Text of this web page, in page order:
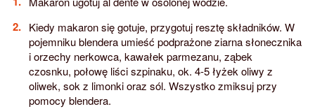
Kiedy makaron się gotuje, przygotuj resztę składników. W
pojemniku blendera umieść podprażone ziarna słonecznika
i orzechy nerkowca, kawałek parmezanu, ząbek
czosnku, połowę liści szpinaku, ok. 4-5 łyżek oliwy z
oliwek, sok z limonki oraz sól. Wszystko zmiksuj przy
pomocy blendera.